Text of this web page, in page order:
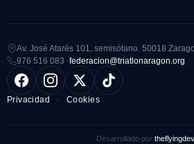
Av. José Atarés 101, semisótano. 50018
976 516 083 ·federacion@triatlonaragon.org
Privacidad · Cookies
Desarrollado por